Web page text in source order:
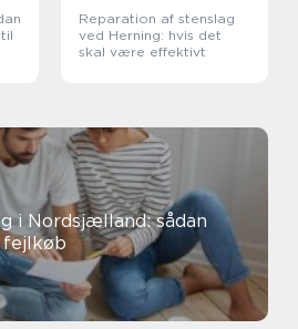
Reparation af stenslag
ved Herning: hvis det
skal være effektivt
i Nordsjælland: sådan
fejlkøb